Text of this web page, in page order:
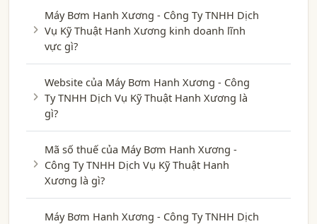
Máy Bơm Hanh Xương - Công Ty TNHH Dịch
Vụ Kỹ Thuật Hanh Xương kinh doanh lĩnh
vực gì?
Website của Máy Bơm Hanh Xương - Công
Ty TNHH Dịch Vụ Kỹ Thuật Hanh Xương là
gì?
Mã số thuế của Máy Bơm Hanh Xương -
Công Ty TNHH Dịch Vụ Kỹ Thuật Hanh
Xương là gì?
Máy Bơm Hanh Xương - Công Ty TNHH Dịch